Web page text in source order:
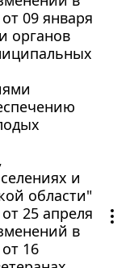
09 января
органов
и
области"
25 апреля
в
16